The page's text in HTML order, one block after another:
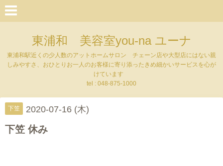
東浦和 美容室you-na ユーナ
東浦和駅近くの少人数のアットホームサロン チェーン店や大型店にはない親
しみやすさ、おひとりお一人のお客様に寄り添ったきめ細かいサービスを心が
けています
tel : 048-875-1000
下笠 2020-07-16 (木)
下笠 休み